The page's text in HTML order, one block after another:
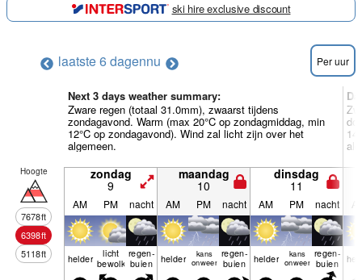
ski hire exclusive discount
laatste 6 dagennu Per uur
Next 3 days weather summary:
Zware regen (totaal 31.0mm), zwaarst tijdens
zondagavond. Warm (max 20°C op zondagmiddag, min
12°C op zondagavond). Wind zal licht zijn over het
algemeen.
Hoogte
7678ft
6398ft
5118ft
zondag
9
maandag
10
dinsdag
11
AM PM nacht AM PM nacht AM PM nacht
helder licht
bewolkt
regen­
buien helder kans
onweer
regen­
buien helder kans
onweer
regen­
buien